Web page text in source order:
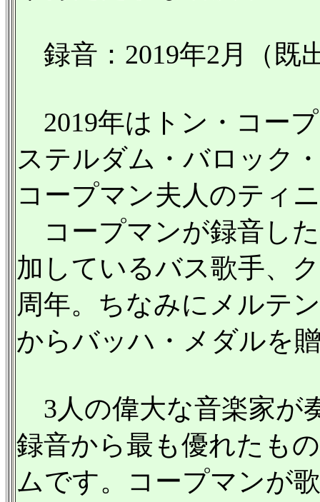
録音：2019年2月（既
2019年はトン・コー
ステルダム・バロック
コープマン夫人のティ
コープマンが録音し
加しているバス歌手、
周年。ちなみにメルテ
からバッハ・メダルを
3人の偉大な音楽家が
録音から最も優れたも
ムです。コープマンが